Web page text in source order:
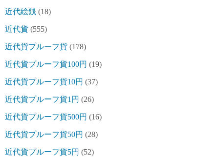
近代絵銭 (18)
近代貨 (555)
近代貨プルーフ貨 (178)
近代貨プルーフ貨100円 (19)
近代貨プルーフ貨10円 (37)
近代貨プルーフ貨1円 (26)
近代貨プルーフ貨500円 (16)
近代貨プルーフ貨50円 (28)
近代貨プルーフ貨5円 (52)